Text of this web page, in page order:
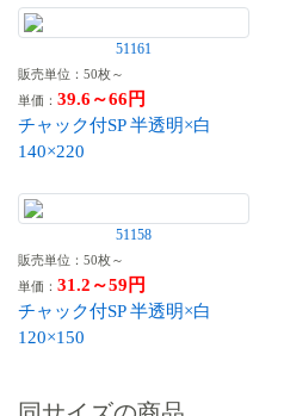
51161
販売単位：50枚～
単価： 39.6～66円
チャック付SP 半透明×白
140×220
51158
販売単位：50枚～
単価： 31.2～59円
チャック付SP 半透明×白
120×150